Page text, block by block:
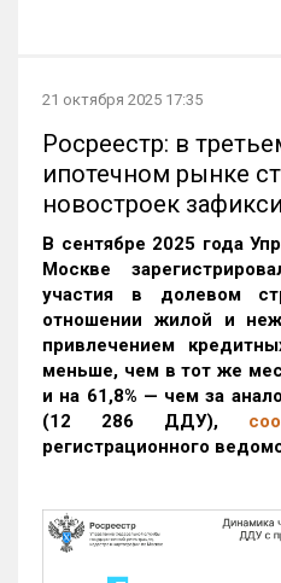
21 октября 2025 17:35
Росреестр: в
ипотечном рынке
новостроек
В сентябре 2025 года
Москве
участия в долевом
отношении жилой и
привлечением
меньше, чем в тот же
и на 61,8% — чем за
(12 286 ДДУ),
регистрационного